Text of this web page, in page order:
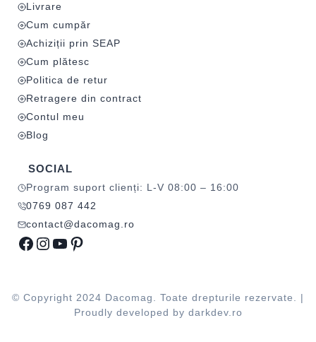
Livrare
Cum cumpăr
Achiziții prin SEAP
Cum plătesc
Politica de retur
Retragere din contract
Contul meu
Blog
SOCIAL
Program suport clienți: L-V 08:00 – 16:00
0769 087 442
contact@dacomag.ro
Facebook
Instagram
YouTube
Pinterest
© Copyright 2024 Dacomag. Toate drepturile rezervate. |
Proudly developed by darkdev.ro